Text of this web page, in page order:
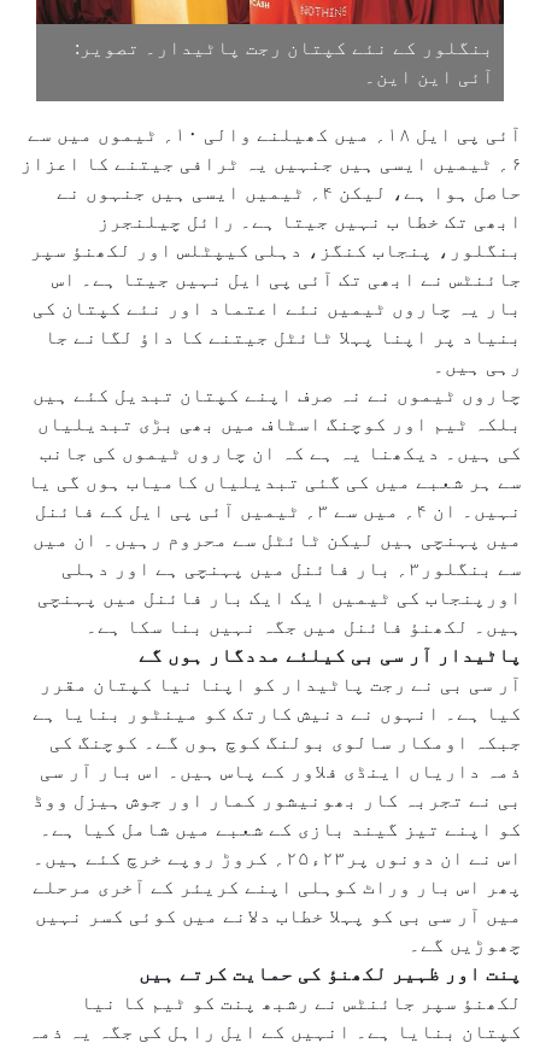
بنگلور کے نئے کپتان رجت پاٹیدار۔ تصویر:
آئی این این۔
آئی پی ایل ۱۸؍ میں کھیلنے والی ۱۰؍ ٹیموں میں سے
۶؍ ٹیمیں ایسی ہیں جنہیں یہ ٹرافی جیتنے کا اعزاز
حاصل ہوا ہے، لیکن ۴؍ ٹیمیں ایسی ہیں جنہوں نے
ابھی تک خطا ب نہیں جیتا ہے۔ رائل چیلنجرز
بنگلور، پنجاب کنگز، دہلی کیپٹلس اور لکھنؤ سپر
جائنٹس نے ابھی تک آئی پی ایل نہیں جیتا ہے۔ اس
بار یہ چاروں ٹیمیں نئے اعتماد اور نئے کپتان کی
بنیاد پر اپنا پہلا ٹائٹل جیتنے کا داؤ لگانے جا
رہی ہیں۔
چاروں ٹیموں نے نہ صرف اپنے کپتان تبدیل کئے ہیں
بلکہ ٹیم اور کوچنگ اسٹاف میں بھی بڑی تبدیلیاں
کی ہیں۔ دیکھنا یہ ہے کہ ان چاروں ٹیموں کی جانب
سے ہر شعبے میں کی گئی تبدیلیاں کامیاب ہوں گی یا
نہیں۔ ان ۴؍ میں سے ۳؍ ٹیمیں آئی پی ایل کے فائنل
میں پہنچی ہیں لیکن ٹائٹل سے محروم رہیں۔ ان میں
سے بنگلور۳؍ بار فائنل میں پہنچی ہے اور دہلی
اورپنجاب کی ٹیمیں ایک ایک بار فائنل میں پہنچی
ہیں۔ لکھنؤ فائنل میں جگہ نہیں بنا سکا ہے۔
پاٹیدار آر سی بی کیلئے مددگار ہوں گے
آر سی بی نے رجت پاٹیدار کو اپنا نیا کپتان مقرر
کیا ہے۔ انہوں نے دنیش کارتک کو مینٹور بنایا ہے
جبکہ اومکار سالوی بولنگ کوچ ہوں گے۔ کوچنگ کی
ذمہ داریاں اینڈی فلاور کے پاس ہیں۔ اس بار آر سی
بی نے تجربہ کار بھونیشور کمار اور جوش ہیزل ووڈ
کو اپنے تیز گیند بازی کے شعبے میں شامل کیا ہے۔
اس نے ان دونوں پر۲۳ء۲۵؍ کروڑ روپے خرچ کئے ہیں۔
پھر اس بار وراٹ کوہلی اپنے کریئر کے آخری مرحلے
میں آر سی بی کو پہلا خطاب دلانے میں کوئی کسر نہیں
چھوڑیں گے۔
پنت اور ظہیر لکھنؤ کی حمایت کرتے ہیں
لکھنؤ سپر جائنٹس نے رشبھ پنت کو ٹیم کا نیا
کپتان بنایا ہے۔ انہیں کے ایل راہل کی جگہ یہ ذمہ